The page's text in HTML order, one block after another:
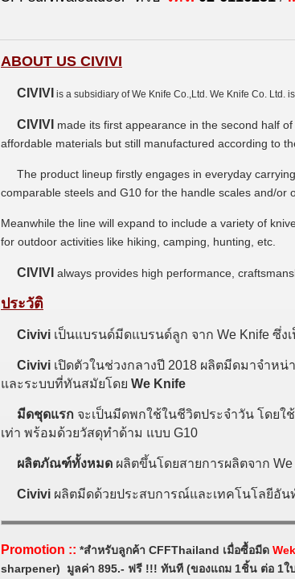
ABOUT US CIVIVI
CIVIVI is a subsidiary of We Knife Co.,Ltd. We Knife Co. Ltd.
CIVIVI made its first appearance in the second half
affordable materials but still manufactured according to
The product lineup firstly engages in everyday
comparable steels and G10 for the handle scales and/or
Meanwhile the line will expand to include a variety of
for outdoor activities like hiking, camping, hunting, etc.
CIVIVI always provides high performance,
ประวัติ
Civivi เป็นแบรนด์มีดแบรนด์ลูก จาก We Knife ซึ่
Civivi เปิดตัวในช่วงกลางปี 2018 ผลิตมีดมาจำห
และระบบที่ทันสมัยโดย We Knife
มีดชุดแรก จะเป็นมีดพกใช้ในชีวิตประจำวัน โดยใ
เท่า พร้อมด้วยวัสดุทำด้าม แบบ G10
ผลิตภัณฑ์ทั้งหมด ผลิตขึ้นโดยสายการผลิตจาก
Civivi ผลิตมีดด้วยประสบการณ์และเทคโนโลยีอั
Promotion :: *สำหรับลูกค้า CFFThailand เมื่อซื้อมีด
sharpener) มูลค่า 895.- ฟรี !!! ทันที (ของแถม 1ชิ้น ต่อ 1ใ